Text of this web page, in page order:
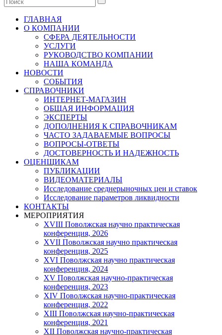
ГЛАВНАЯ
О КОМПАНИИ
СФЕРА ДЕЯТЕЛЬНОСТИ
УСЛУГИ
РУКОВОДСТВО КОМПАНИИ
НАША КОМАНДА
НОВОСТИ
СОБЫТИЯ
СПРАВОЧНИКИ
ИНТЕРНЕТ-МАГАЗИН
ОБЩАЯ ИНФОРМАЦИЯ
ЭКСПЕРТЫ
ДОПОЛНЕНИЯ К СПРАВОЧНИКАМ
ЧАСТО ЗАДАВАЕМЫЕ ВОПРОСЫ
ВОПРОСЫ-ОТВЕТЫ
ДОСТОВЕРНОСТЬ И НАДЕЖНОСТЬ
ОЦЕНЩИКАМ
ПУБЛИКАЦИИ
ВИДЕОМАТЕРИАЛЫ
Исследование среднерыночных цен и ставок
Исследование параметров ликвидности
КОНТАКТЫ
МЕРОПРИЯТИЯ
XVIII Поволжская научно практическая
конференция, 2026
XVII Поволжская научно практическая
конференция, 2025
XVI Поволжская научно практическая
конференция, 2024
ХV Поволжская научно-практическая
конференция, 2023
ХIV Поволжская научно-практическая
конференция, 2022
ХIII Поволжская научно-практическая
конференция, 2021
ХII Поволжская научно-практическая